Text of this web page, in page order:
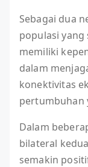
Sebagai dua
populasi yang
memiliki
dalam
konektivitas
pertumbuhan
Dalam
bilateral
semakin